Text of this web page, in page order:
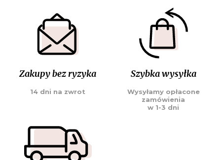
Zakupy bez ryzyka
14 dni na zwrot
Szybka wysyłka
Wysyłamy opłacone
zamówienia
w 1-3 dni